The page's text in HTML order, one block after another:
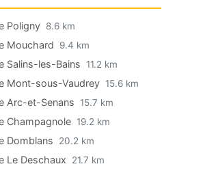
Poligny 8.6 km
Mouchard 9.4 km
Salins-les-Bains 11.2 km
Mont-sous-Vaudrey 15.6 km
Arc-et-Senans 15.7 km
Champagnole 19.2 km
Domblans 20.2 km
Le Deschaux 21.7 km